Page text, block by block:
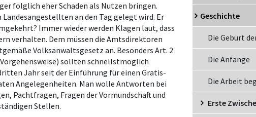
folglich eher Schaden als Nutzen bringen.
an den Tag gelegt wird. Er
Immer wieder werden Klagen laut, dass
verhalten. Dem müssen die Amtsdirektoren
Volksanwaltsgesetz an. Besonders Art. 2
sollten schnellstmöglich
Jahr seit der Einführung für einen Gratis-
Angelegenheiten. Man wolle Antworten bei
Pachtfragen, Fragen der Vormundschaft und
Stellen.
Geschichte
Die Geburt
Die Anfänge
Die Arbeit
Erste